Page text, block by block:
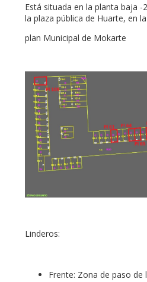
Está situada en la planta baja
la plaza pública de Huarte, en
plan Municipal de Mokarte
Linderos:
Frente: Zona de paso de